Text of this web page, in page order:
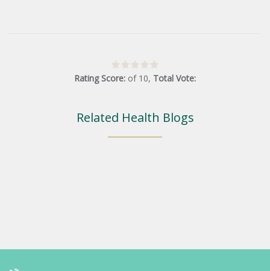
Rating Score: of 10, Total Vote:
Related Health Blogs